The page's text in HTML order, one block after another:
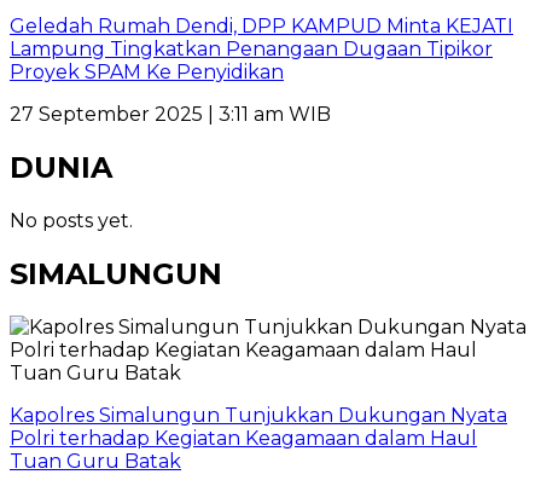
Geledah Rumah Dendi, DPP KAMPUD Minta KEJATI
Lampung Tingkatkan Penangaan Dugaan Tipikor
Proyek SPAM Ke Penyidikan
27 September 2025 | 3:11 am WIB
DUNIA
No posts yet.
SIMALUNGUN
Kapolres Simalungun Tunjukkan Dukungan Nyata
Polri terhadap Kegiatan Keagamaan dalam Haul
Tuan Guru Batak